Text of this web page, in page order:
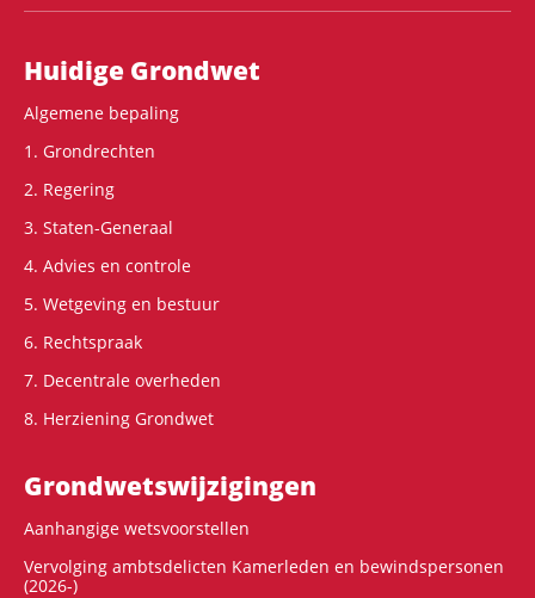
Hoofdnavigatie
Huidige Grondwet
Algemene bepaling
1. Grondrechten
2. Regering
3. Staten-Generaal
4. Advies en controle
5. Wetgeving en bestuur
6. Rechtspraak
7. Decentrale overheden
8. Herziening Grondwet
Grondwets­wijzigingen
Aanhangige wetsvoorstellen
Vervolging ambtsdelicten Kamerleden en bewindspersonen
(2026-)